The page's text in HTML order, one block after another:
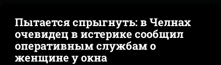
Пытается спрыгнуть: в Челнах
очевидец в истерике сообщил
оперативным службам о
женщине у окна